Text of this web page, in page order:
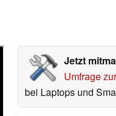
Jetzt
Umfrage
bei Laptops und